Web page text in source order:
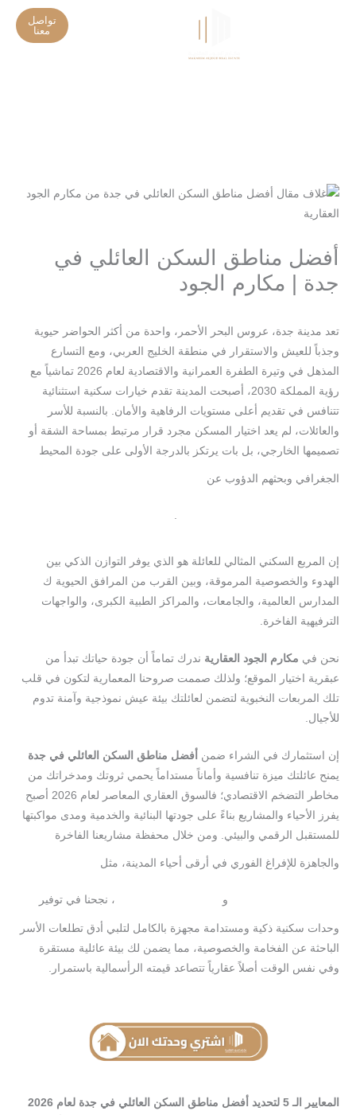
تواصل
معنا
أفضل مناطق السكن العائلي في
جدة | مكارم الجود
تعد مدينة جدة، عروس البحر الأحمر، واحدة من أكثر الحواضر حيوية
وجذباً للعيش والاستقرار في منطقة الخليج العربي، ومع التسارع
المذهل في وتيرة الطفرة العمرانية والاقتصادية لعام 2026 تماشياً مع
رؤية المملكة 2030، أصبحت المدينة تقدم خيارات سكنية استثنائية
تتنافس في تقديم أعلى مستويات الرفاهية والأمان. بالنسبة للأسر
والعائلات، لم يعد اختيار المسكن مجرد قرار مرتبط بمساحة الشقة أو
تصميمها الخارجي، بل بات يرتكز بالدرجة الأولى على جودة المحيط
الجغرافي وبحثهم الدؤوب عن
.
إن المربع السكني المثالي للعائلة هو الذي يوفر التوازن الذكي بين
الهدوء والخصوصية المرموقة، وبين القرب من المرافق الحيوية ك
المدارس العالمية، والجامعات، والمراكز الطبية الكبرى، والواجهات
الترفيهية الفاخرة.
نحن في مكارم الجود العقارية ندرك تماماً أن جودة حياتك تبدأ من
عبقرية اختيار الموقع؛ ولذلك صممت صروحنا المعمارية لتكون في قلب
تلك المربعات النخبوية لتضمن لعائلتك بيئة عيش نموذجية وآمنة تدوم
للأجيال.
إن استثمارك في الشراء ضمن أفضل مناطق السكن العائلي في جدة
يمنح عائلتك ميزة تنافسية وأماناً مستداماً يحمي ثروتك ومدخراتك من
مخاطر التضخم الاقتصادي؛ فالسوق العقاري المعاصر لعام 2026 أصبح
يفرز الأحياء والمشاريع بناءً على جودتها البنائية والخدمية ومدى مواكبتها
للمستقبل الرقمي والبيئي. ومن خلال محفظة مشاريعنا الفاخرة
والجاهزة للإفراغ الفوري في أرقى أحياء المدينة، مثل
و ، نجحنا في توفير
وحدات سكنية ذكية ومستدامة مجهزة بالكامل لتلبي أدق تطلعات الأسر
الباحثة عن الفخامة والخصوصية، مما يضمن لك بيئة عائلية مستقرة
وفي نفس الوقت أصلاً عقارياً تتصاعد قيمته الرأسمالية باستمرار.
المعايير الـ 5 لتحديد أفضل مناطق السكن العائلي في جدة لعام 2026